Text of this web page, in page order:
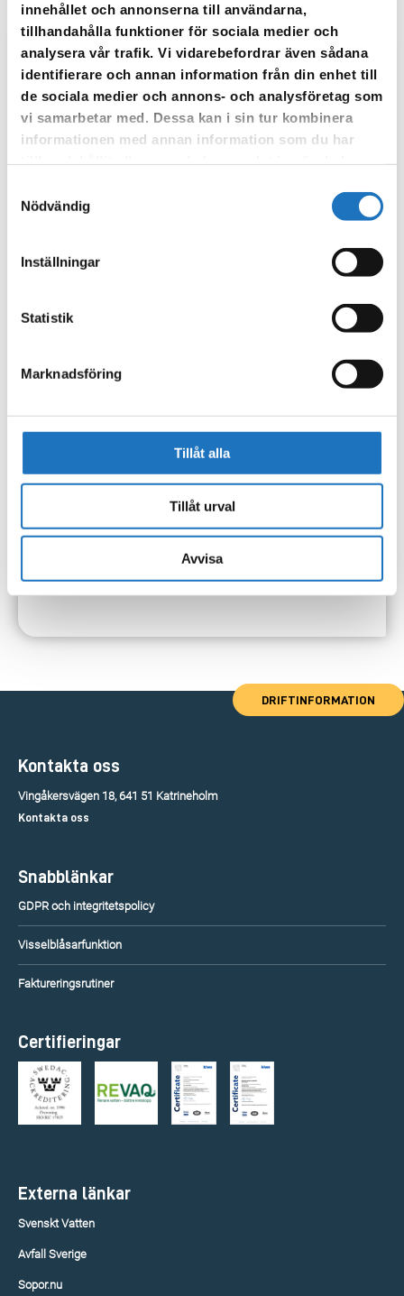
innehållet och annonserna till användarna,
tillhandahålla funktioner för sociala medier och
analysera vår trafik. Vi vidarebefordrar även sådana
identifierare och annan information från din enhet till
de sociala medier och annons- och analysföretag som
vi samarbetar med. Dessa kan i sin tur kombinera
informationen med annan information som du har
Nödvändig
Inställningar
Statistik
Marknadsföring
Tillåt alla
Tillåt urval
Avvisa
Anmäl dig till vår sms-tjänst.
Vår sms-tjänst använder vi enbart för att kunna informera dig
om driftstörningar och andra händelser som kan påverka dig
som fastighetsägare.
DRIFTINFORMATION
Kontakta oss
Vingåkersvägen 18, 641 51 Katrineholm
Kontakta oss
Snabblänkar
GDPR och integritetspolicy
Visselblåsarfunktion
Faktureringsrutiner
Certifieringar
Externa länkar
Svenskt Vatten
Avfall Sverige
Sopor.nu